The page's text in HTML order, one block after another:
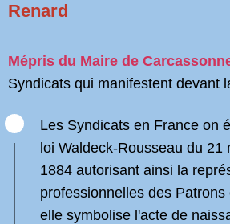
Renard
Mépris du Maire de
Syndicats qui manifestent devant
Les Syndicats en France on
loi Waldeck-Rousseau du 21
1884 autorisant ainsi la
professionnelles des
elle symbolise l'acte de